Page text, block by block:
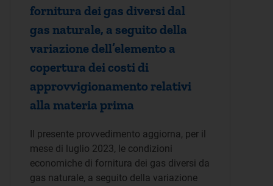
fornitura dei gas diversi dal
gas naturale, a seguito della
variazione dell’elemento a
copertura dei costi di
approvvigionamento relativi
alla materia prima
Il presente provvedimento aggiorna, per il
mese di luglio 2023, le condizioni
economiche di fornitura dei gas diversi da
gas naturale, a seguito della variazione